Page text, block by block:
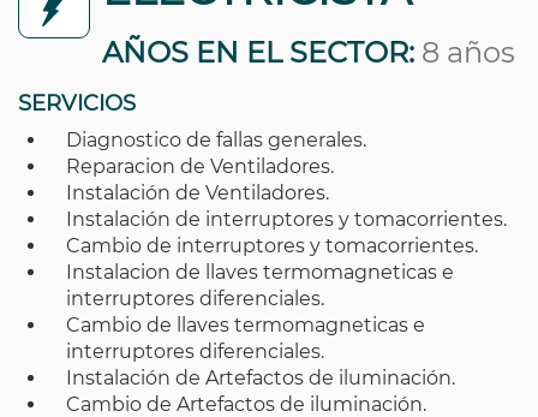
AÑOS EN EL SECTOR: 8 años
SERVICIOS
Diagnostico de fallas generales.
Reparacion de Ventiladores.
Instalación de Ventiladores.
Instalación de interruptores y tomacorrientes.
Cambio de interruptores y tomacorrientes.
Instalacion de llaves termomagneticas e
interruptores diferenciales.
Cambio de llaves termomagneticas e
interruptores diferenciales.
Instalación de Artefactos de iluminación.
Cambio de Artefactos de iluminación.